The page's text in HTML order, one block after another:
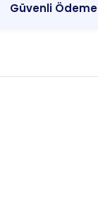
Güvenli Ödeme